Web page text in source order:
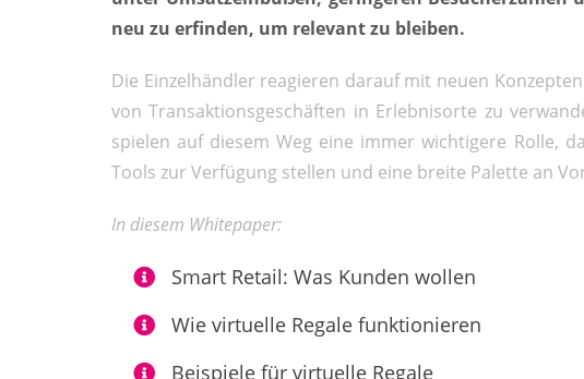
neu zu erfinden, um relevant zu bleiben.
Die Einzelhändler reagieren darauf mit neuen
von Transaktionsgeschäften in Erlebnisorte zu
spielen auf diesem Weg eine immer wichtigere Rolle,
Tools zur Verfügung stellen und eine breite Palette an
In diesem Whitepaper:
Smart Retail: Was Kunden wollen
Wie virtuelle Regale funktionieren
Beispiele für virtuelle Regale